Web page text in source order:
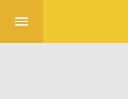
menu